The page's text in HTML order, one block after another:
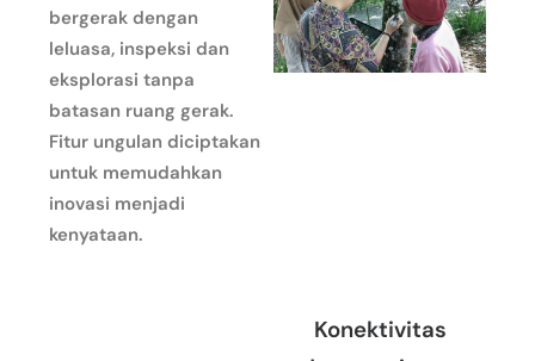
bergerak dengan
leluasa, inspeksi dan
eksplorasi tanpa
batasan ruang gerak.
Fitur ungulan diciptakan
untuk memudahkan
inovasi menjadi
kenyataan.
Konektivitas